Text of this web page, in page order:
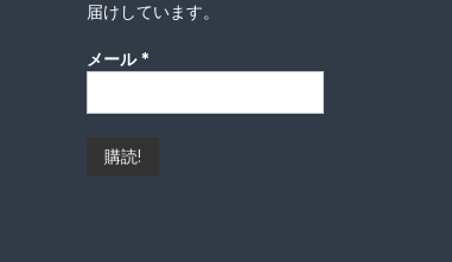
届けしています。
メール *